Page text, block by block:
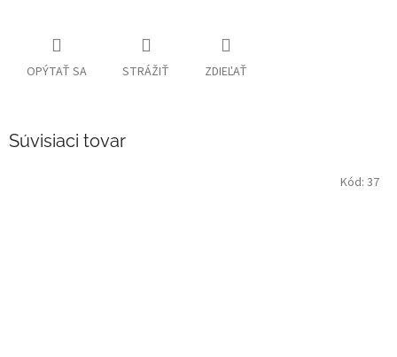
OPÝTAŤ SA STRÁŽIŤ ZDIEĽAŤ
Súvisiaci tovar
Kód: 37